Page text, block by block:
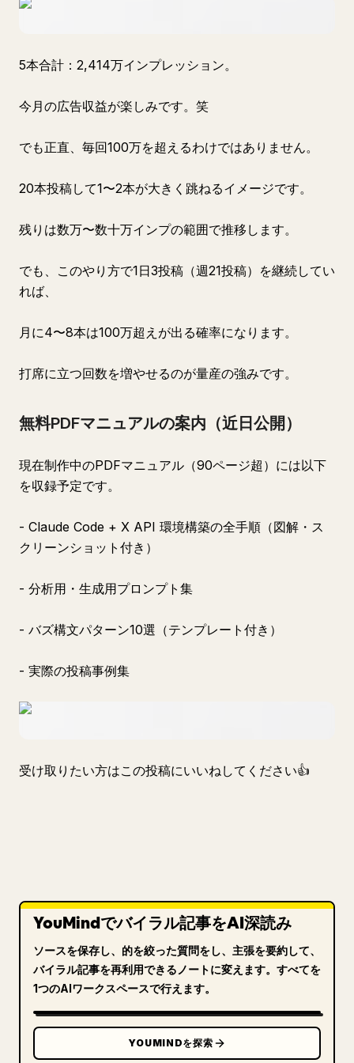
5本合計：2,414万インプレッション。
今月の広告収益が楽しみです。笑
でも正直、毎回100万を超えるわけではありません。
20本投稿して1〜2本が大きく跳ねるイメージです。
残りは数万〜数十万インプの範囲で推移します。
でも、このやり方で1日3投稿（週21投稿）を継続してい
れば、
月に4〜8本は100万超えが出る確率になります。
打席に立つ回数を増やせるのが量産の強みです。
無料PDFマニュアルの案内（近日公開）
現在制作中のPDFマニュアル（90ページ超）には以下
を収録予定です。
- Claude Code + X API 環境構築の全手順（図解・ス
クリーンショット付き）
- 分析用・生成用プロンプト集
- バズ構文パターン10選（テンプレート付き）
- 実際の投稿事例集
受け取りたい方はこの投稿にいいねしてください👍
YouMindでバイラル記事をAI深読み
ソースを保存し、的を絞った質問をし、主張を要約して、
バイラル記事を再利用できるノートに変えます。すべてを
1つのAIワークスペースで行えます。
YOUMINDを探索